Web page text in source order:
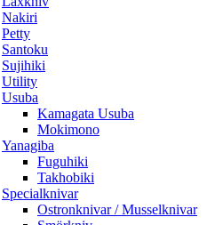
Nakiri
Petty
Santoku
Sujihiki
Utility
Usuba
Kamagata Usuba
Mokimono
Yanagiba
Fuguhiki
Takhobiki
Specialknivar
Ostronknivar / Musselknivar